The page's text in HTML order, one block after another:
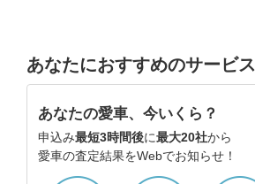
あなたにおすすめのサービス
あなたの愛車、今いくら？
申込み最短3時間後に最大20社から
愛車の査定結果をWebでお知らせ！